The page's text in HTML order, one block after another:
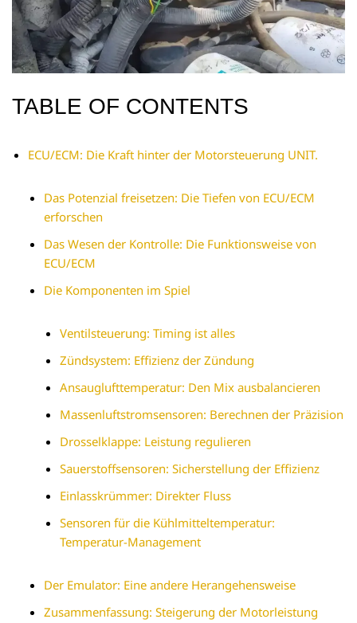
TABLE OF CONTENTS
ECU/ECM: Die Kraft hinter der Motorsteuerung UNIT.
Das Potenzial freisetzen: Die Tiefen von ECU/ECM
erforschen
Das Wesen der Kontrolle: Die Funktionsweise von
ECU/ECM
Die Komponenten im Spiel
Ventilsteuerung: Timing ist alles
Zündsystem: Effizienz der Zündung
Ansauglufttemperatur: Den Mix ausbalancieren
Massenluftstromsensoren: Berechnen der Präzision
Drosselklappe: Leistung regulieren
Sauerstoffsensoren: Sicherstellung der Effizienz
Einlasskrümmer: Direkter Fluss
Sensoren für die Kühlmitteltemperatur:
Temperatur-Management
Der Emulator: Eine andere Herangehensweise
Zusammenfassung: Steigerung der Motorleistung